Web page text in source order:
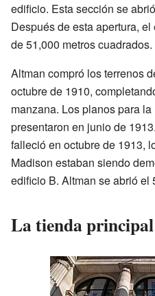
edificio. Esta sección se
Después de esta apertura,
de 51,000 metros cuadrados.
Altman compró los terrenos
octubre de 1910,
manzana. Los planos para
presentaron en junio de
falleció en octubre de 1913,
Madison estaban siendo
edificio B. Altman se abrió el
La tienda